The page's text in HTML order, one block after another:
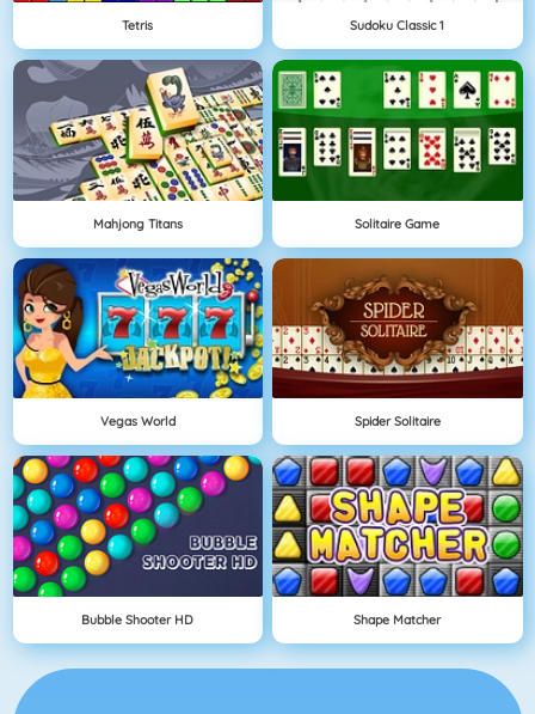
Tetris Sudoku Classic 1
Mahjong Titans Solitaire Game
Vegas World Spider Solitaire
Bubble Shooter HD Shape Matcher